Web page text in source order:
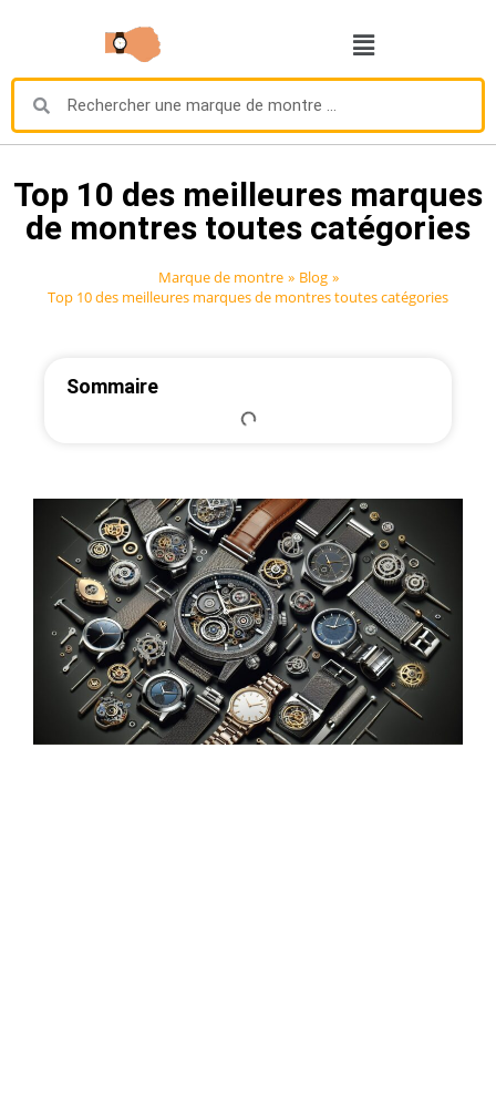
Top 10 des meilleures marques
de montres toutes catégories
Marque de montre » Blog »
Top 10 des meilleures marques de montres toutes catégories
Sommaire